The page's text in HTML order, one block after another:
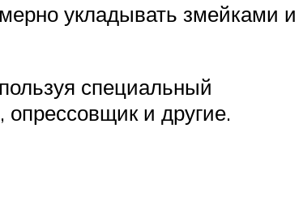
укладывать змейками и
специальный
и другие.